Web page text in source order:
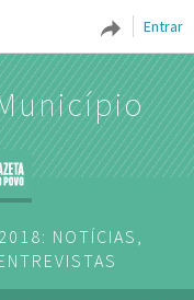
Entrar
NOTÍCIAS,